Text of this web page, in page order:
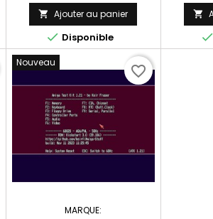
 Ajouter au panier
 Disponible
Install,


Nouveau
MARQUE:
favorite_border